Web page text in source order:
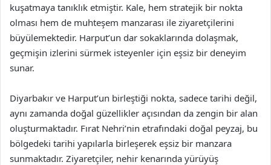
kuşatmaya tanıklık etmiştir. Kale, hem stratejik bir nokta
olması hem de muhteşem manzarası ile ziyaretçilerini
büyülemektedir. Harput’un dar sokaklarında dolaşmak,
geçmişin izlerini sürmek isteyenler için eşsiz bir deneyim
sunar.
Diyarbakır ve Harput’un birleştiği nokta, sadece tarihi değil,
aynı zamanda doğal güzellikler açısından da zengin bir alan
oluşturmaktadır. Fırat Nehri’nin etrafındaki doğal peyzaj, bu
bölgedeki tarihi yapılarla birleşerek eşsiz bir manzara
sunmaktadır. Ziyaretçiler, nehir kenarında yürüyüş